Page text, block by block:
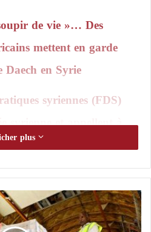
de vie »… Des
mettent en garde
en Syrie
syriennes (FDS)
syrienne et appellent à
pour lutter contre Daech
Ahmed Laibi, a déclaré
presse relayé par le site
de différentes
certains sont nés en prison,
plus